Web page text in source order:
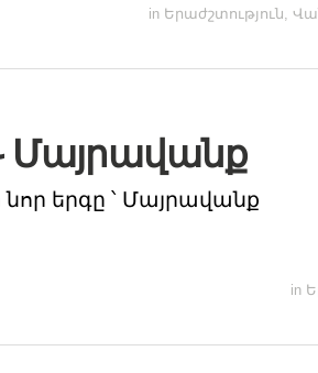
in Երաժշտություն,
Մայրավանք
երգը ՝ Մայրավանք
in